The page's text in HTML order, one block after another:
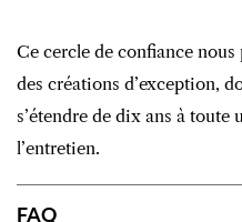
Ce cercle de confiance
des créations d’exception,
s’étendre de dix ans à toute
l’entretien.
FAQ